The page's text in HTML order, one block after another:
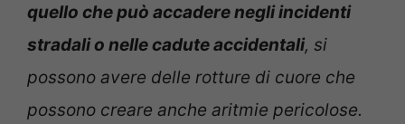
quello che può accadere negli incidenti
stradali o nelle cadute accidentali, si
possono avere delle rotture di cuore che
possono creare anche aritmie pericolose.